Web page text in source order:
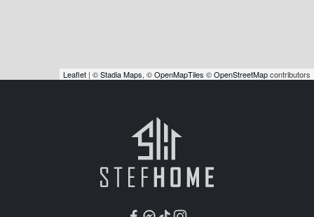
Leaflet | ©Stadia Maps, ©OpenMapTiles ©OpenStreetMapcontributors